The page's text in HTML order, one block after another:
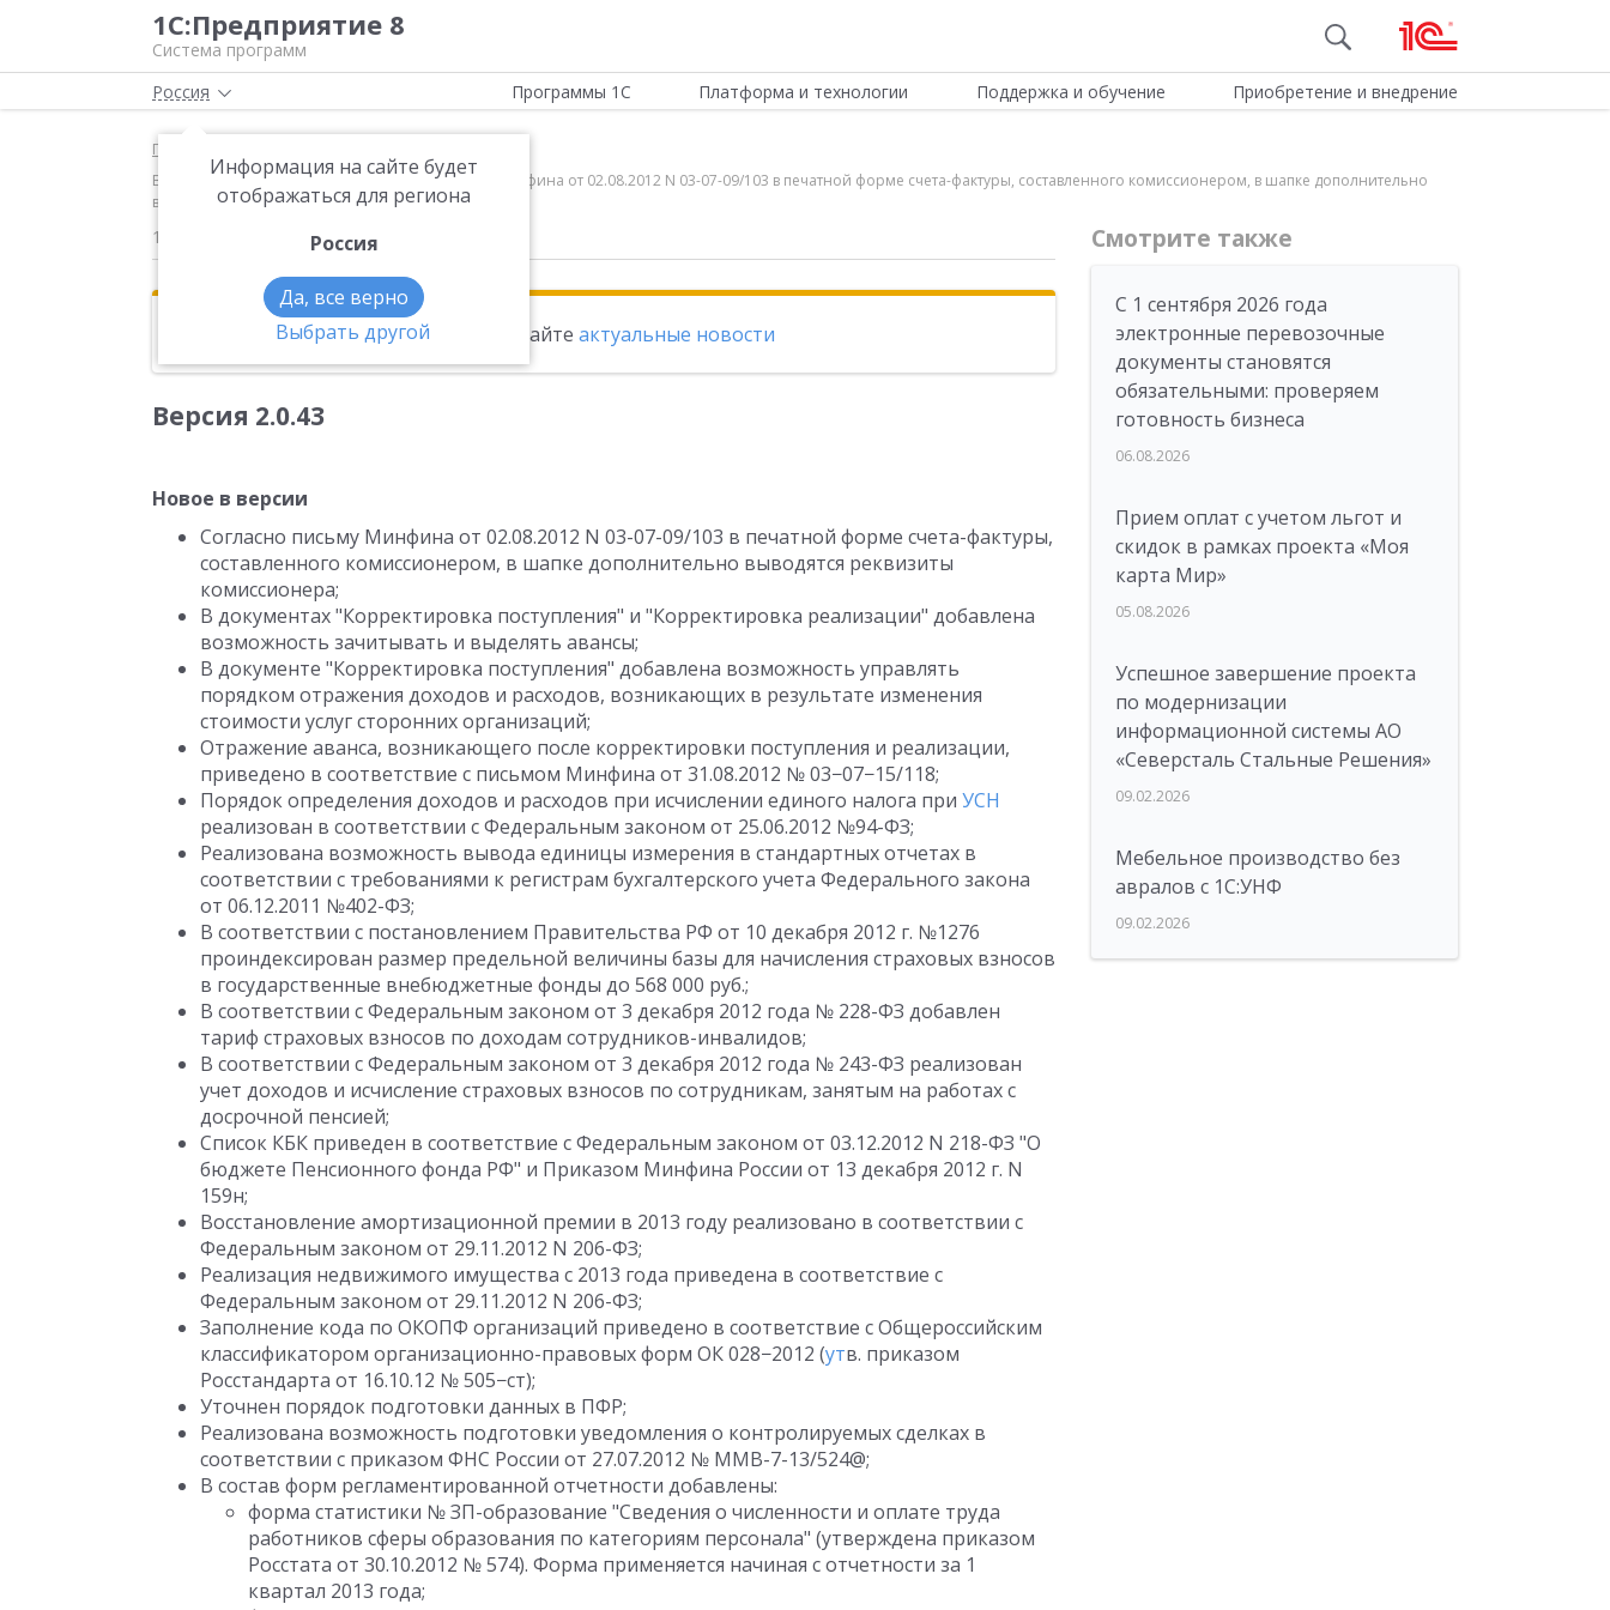
1С:Предприятие 8
Система программ
Россия
Информация на сайте будет
отображаться для региона
Россия
Да, все верно
Выбрать другой
Программы 1С Платформа и технологии Поддержка и обучение Приобретение и внедрение
Главная
Версия 2.0.43 Новое в версии Согласно письму Минфина от 02.08.2012 N 03-07-09/103 в печатной форме счета-фактуры, составленного комиссионером, в шапке дополнительно
выводятся реквизиты комиссионера
11.01.2013
Эта новость находится в архиве. Читайте актуальные новости
Версия 2.0.43
Новое в версии
Согласно письму Минфина от 02.08.2012 N 03-07-09/103 в печатной форме счета-фактуры,
составленного комиссионером, в шапке дополнительно выводятся реквизиты
комиссионера;
В документах "Корректировка поступления" и "Корректировка реализации" добавлена
возможность зачитывать и выделять авансы;
В документе "Корректировка поступления" добавлена возможность управлять
порядком отражения доходов и расходов, возникающих в результате изменения
стоимости услуг сторонних организаций;
Отражение аванса, возникающего после корректировки поступления и реализации,
приведено в соответствие с письмом Минфина от 31.08.2012 № 03−07−15/118;
Порядок определения доходов и расходов при исчислении единого налога при УСН
реализован в соответствии с Федеральным законом от 25.06.2012 №94-ФЗ;
Реализована возможность вывода единицы измерения в стандартных отчетах в
соответствии с требованиями к регистрам бухгалтерского учета Федерального закона
от 06.12.2011 №402-ФЗ;
В соответствии с постановлением Правительства РФ от 10 декабря 2012 г. №1276
проиндексирован размер предельной величины базы для начисления страховых взносов
в государственные внебюджетные фонды до 568 000 руб.;
В соответствии с Федеральным законом от 3 декабря 2012 года № 228-ФЗ добавлен
тариф страховых взносов по доходам сотрудников-инвалидов;
В соответствии с Федеральным законом от 3 декабря 2012 года № 243-ФЗ реализован
учет доходов и исчисление страховых взносов по сотрудникам, занятым на работах с
досрочной пенсией;
Список КБК приведен в соответствие с Федеральным законом от 03.12.2012 N 218-ФЗ "О
бюджете Пенсионного фонда РФ" и Приказом Минфина России от 13 декабря 2012 г. N
159н;
Восстановление амортизационной премии в 2013 году реализовано в соответствии с
Федеральным законом от 29.11.2012 N 206-ФЗ;
Реализация недвижимого имущества с 2013 года приведена в соответствие с
Федеральным законом от 29.11.2012 N 206-ФЗ;
Заполнение кода по ОКОПФ организаций приведено в соответствие с Общероссийским
классификатором организационно-правовых форм ОК 028−2012 (утв. приказом
Росстандарта от 16.10.12 № 505−ст);
Уточнен порядок подготовки данных в ПФР;
Реализована возможность подготовки уведомления о контролируемых сделках в
соответствии с приказом ФНС России от 27.07.2012 № ММВ-7-13/524@;
В состав форм регламентированной отчетности добавлены:
форма статистики № ЗП-образование "Сведения о численности и оплате труда
работников сферы образования по категориям персонала" (утверждена приказом
Росстата от 30.10.2012 № 574). Форма применяется начиная с отчетности за 1
квартал 2013 года;
Смотрите также
С 1 сентября 2026 года
электронные перевозочные
документы становятся
обязательными: проверяем
готовность бизнеса
06.08.2026
Прием оплат с учетом льгот и
скидок в рамках проекта «Моя
карта Мир»
05.08.2026
Успешное завершение проекта
по модернизации
информационной системы АО
«Северсталь Стальные Решения»
09.02.2026
Мебельное производство без
авралов с 1С:УНФ
09.02.2026